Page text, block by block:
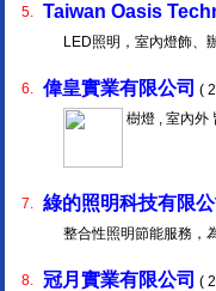
5. Taiwan Oasis
LED照明，室內燈飾、
6. 偉皇實業有限公司 (
樹燈 , 室內外
7. 綠的照明科技有限
整合性照明節能服務，
8. 冠月實業有限公司 (